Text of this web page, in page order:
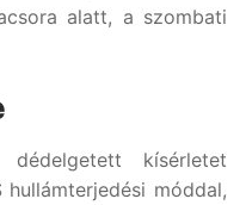
alatt, a szombati
kísérletet
móddal,